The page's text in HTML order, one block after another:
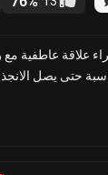
علاقة عاطفية مع
حتى يصل